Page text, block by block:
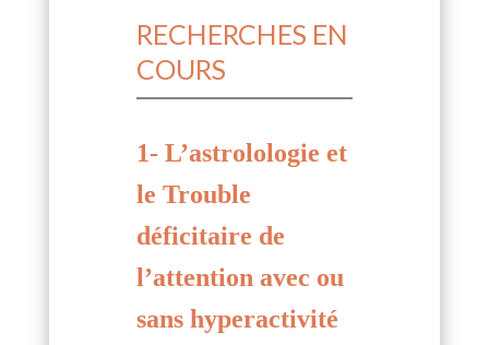
RECHERCHES EN
COURS
1- L’astrolologie et
le Trouble
déficitaire de
l’attention avec ou
sans hyperactivité